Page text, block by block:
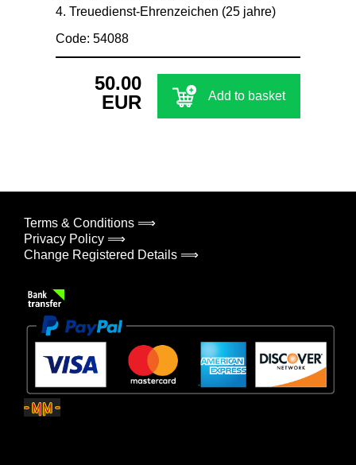
4. Treuedienst-Ehrenzeichen (25 jahre)
Code: 54088
50.00
EUR
Add to basket
Terms & Conditions ⟹
Privacy Policy ⟹
Change Registered Details ⟹